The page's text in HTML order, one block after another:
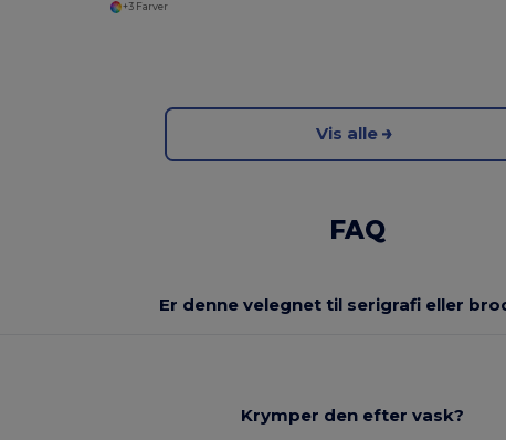
+3 Farver
Vis alle
FAQ
Er denne velegnet til serigrafi eller
Krymper den efter vask?